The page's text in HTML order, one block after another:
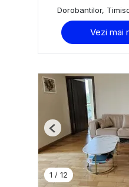
Dorobantilor,
Vezi mai
1 / 12
Previous